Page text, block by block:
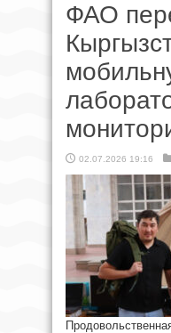
ФАО
02.07.2026 19:16